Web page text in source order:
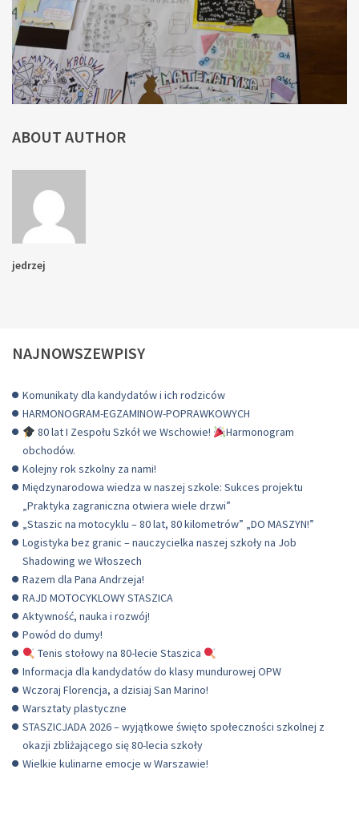
ABOUT AUTHOR
jedrzej
NAJNOWSZEWPISY
Komunikaty dla kandydatów i ich rodziców
HARMONOGRAM-EGZAMINOW-POPRAWKOWYCH
80 lat I Zespołu Szkół we Wschowie!
Harmonogram
obchodów.
Kolejny rok szkolny za nami!
Międzynarodowa wiedza w naszej szkole: Sukces projektu
„Praktyka zagraniczna otwiera wiele drzwi”
„Staszic na motocyklu – 80 lat, 80 kilometrów” „DO MASZYN!”
Logistyka bez granic – nauczycielka naszej szkoły na Job
Shadowing we Włoszech
Razem dla Pana Andrzeja!
RAJD MOTOCYKLOWY STASZICA
Aktywność, nauka i rozwój!
Powód do dumy!
Tenis stołowy na 80-lecie Staszica
Informacja dla kandydatów do klasy mundurowej OPW
Wczoraj Florencja, a dzisiaj San Marino!
Warsztaty plastyczne
STASZICJADA 2026 – wyjątkowe święto społeczności szkolnej z
okazji zbliżającego się 80-lecia szkoły
Wielkie kulinarne emocje w Warszawie!